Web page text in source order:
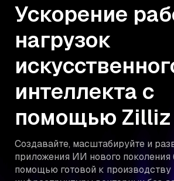
Ускорение
нагрузок
интеллекта с
помощью Zilliz
Создавайте, масштабируйте и
приложения ИИ нового поколения
помощью готовой к производству